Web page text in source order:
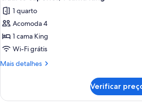
solteiro
todas
as
fotos
de
Quarto
superior,
King
1 quarto
Acomoda 4
1 cama King
Wi-Fi grátis
Mais detalhes
Mais
superior,
Verificar